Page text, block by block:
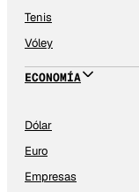
Tenis
Vóley
ECONOMÍA
Dólar
Euro
Empresas